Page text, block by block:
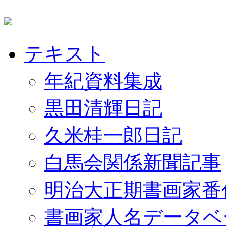
テキスト
年紀資料集成
黒田清輝日記
久米桂一郎日記
白馬会関係新聞記事
明治大正期書画家
書画家人名データ